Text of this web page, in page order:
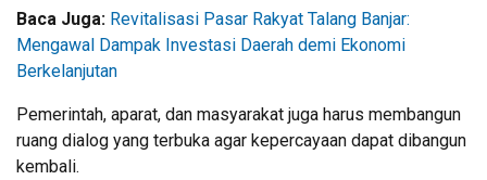
Baca Juga: Revitalisasi Pasar Rakyat Talang Banjar:
Mengawal Dampak Investasi Daerah demi Ekonomi
Berkelanjutan
Pemerintah, aparat, dan masyarakat juga harus membangun
ruang dialog yang terbuka agar kepercayaan dapat dibangun
kembali.